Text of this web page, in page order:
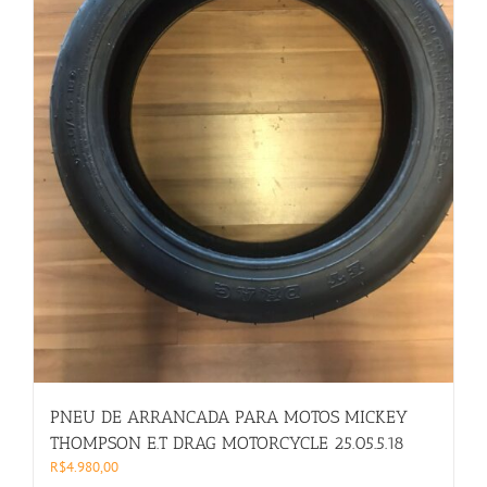
PNEU DE ARRANCADA PARA MOTOS MICKEY
THOMPSON E.T DRAG MOTORCYCLE 25.05.5.18
R$4.980,00